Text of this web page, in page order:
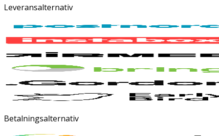
Leveransalternativ
Betalningsalternativ